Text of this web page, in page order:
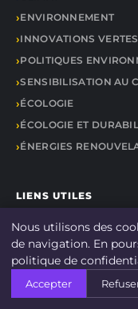
ENVIRONNEMENT
INNOVATIONS VERTES
POLITIQUES
SENSIBILISATION AU
ÉCOLOGIE
ÉCOLOGIE ET
ÉNERGIES
LIENS UTILES
CONTACT
© 2026
Nous utilisons des
de navigation. En
politique de
Accepter